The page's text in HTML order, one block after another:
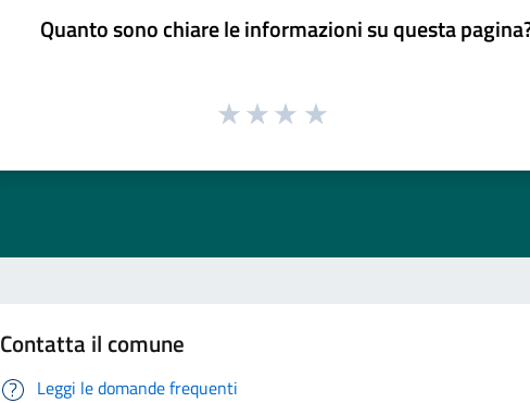
Quanto sono chiare le informazioni su questa
Contatta il comune
Leggi le domande frequenti